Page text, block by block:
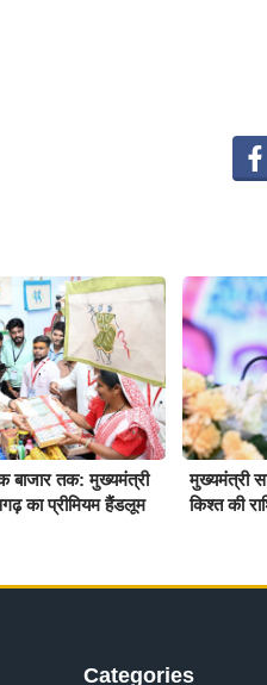
बाजार तक: मुख्यमंत्री
का प्रीमियम हैंडलूम
मुख्यमंत्री
किश्त की
Categories